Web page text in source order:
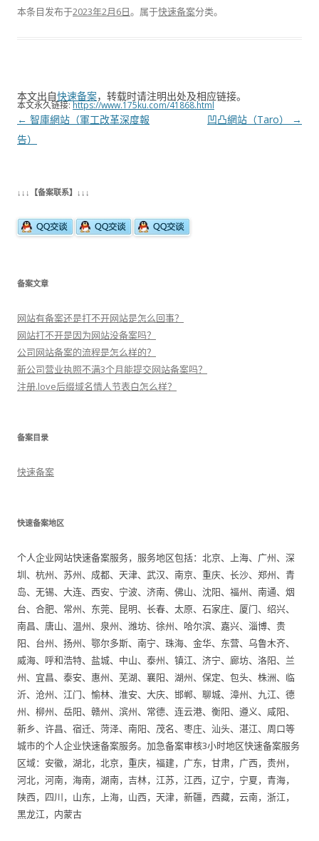
本条目发布于2023年2月6日。属于快速备案分类。
本文出自快速备案，转载时请注明出处及相应链接。
本文永久链接:https://www.175ku.com/41868.html
文
章
← 智庫網站（軍工改革深度報
告）
凹凸網站（Taro） →
↓↓↓【备案联系】↓↓↓
备案文章
网站有备案还是打不开网站是怎么回事？
网站打不开是因为网站没备案吗？
公司网站备案的流程是怎么样的？
新公司营业执照不满3个月能提交网站备案吗？
注册.love后缀域名情人节表白怎么样？
备案目录
快速备案
快速备案地区
个人企业网站快速备案服务，服务地区包括：北京、上海、广州、深
圳、杭州、苏州、成都、天津、武汉、南京、重庆、长沙、郑州、青
岛、无锡、大连、西安、宁波、济南、佛山、沈阳、福州、南通、烟
台、合肥、常州、东莞、昆明、长春、太原、石家庄、厦门、绍兴、
南昌、唐山、温州、泉州、潍坊、徐州、哈尔滨、嘉兴、淄博、贵
阳、台州、扬州、鄂尔多斯、南宁、珠海、金华、东营、乌鲁木齐、
威海、呼和浩特、盐城、中山、泰州、镇江、济宁、廊坊、洛阳、兰
州、宜昌、泰安、惠州、芜湖、襄阳、湖州、保定、包头、株洲、临
沂、沧州、江门、愉林、淮安、大庆、邯郸、聊城、漳州、九江、德
州、柳州、岳阳、赣州、滨州、常德、连云港、衡阳、遵义、咸阳、
新乡、许昌、宿迁、菏泽、南阳、茂名、枣庄、汕头、湛江、周口等
城市的个人企业快速备案服务。加急备案审核3小时地区快速备案服务
区域：安徽，湖北，北京，重庆，福建，广东，甘肃，广西，贵州，
河北，河南，海南，湖南，吉林，江苏，江西，辽宁，宁夏，青海，
陕西，四川，山东，上海，山西，天津，新疆，西藏，云南，浙江，
黑龙江，内蒙古